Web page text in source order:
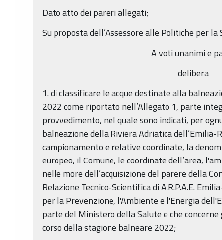
Dato atto dei pareri allegati;
Su proposta dell’Assessore alle Politiche per la
A voti unanimi e
delibera
1. di classificare le acque destinate alla
2022 come riportato nell’Allegato 1, parte
provvedimento, nel quale sono indicati, per
balneazione della Riviera Adriatica dell’Emilia-
campionamento e relative coordinate, la
europeo, il Comune, le coordinate dell’area,
nelle more dell’acquisizione del parere della
Relazione Tecnico-Scientifica di A.R.P.A.E.
per la Prevenzione, l'Ambiente e l'Energia
parte del Ministero della Salute e che
corso della stagione balneare 2022;